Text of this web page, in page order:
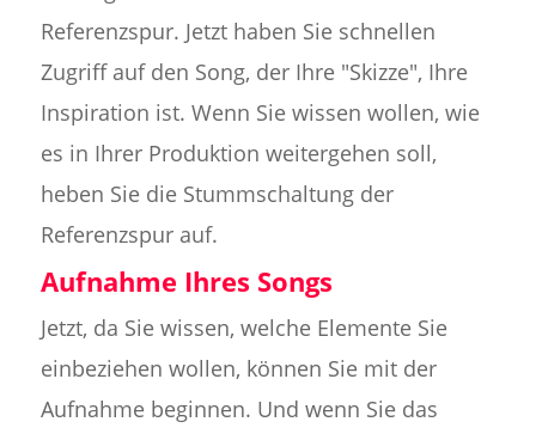
Referenzspur. Jetzt haben Sie schnellen
Zugriff auf den Song, der Ihre "Skizze", Ihre
Inspiration ist. Wenn Sie wissen wollen, wie
es in Ihrer Produktion weitergehen soll,
heben Sie die Stummschaltung der
Referenzspur auf.
Aufnahme Ihres Songs
Jetzt, da Sie wissen, welche Elemente Sie
einbeziehen wollen, können Sie mit der
Aufnahme beginnen. Und wenn Sie das